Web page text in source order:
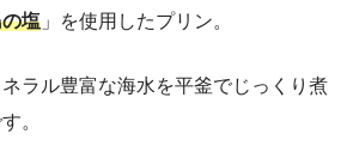
塩 」を使用したプリン。
ラル豊富な海水を平釜でじっくり煮
。